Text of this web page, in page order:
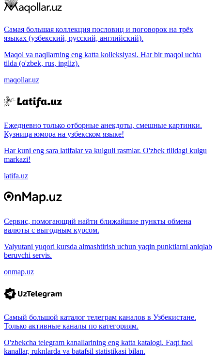
Самая большая коллекция пословиц и поговорок на трёх
языках (узбекский, русский, английский).
Maqol va naqllarning eng katta kolleksiyasi. Har bir maqol uchta
tilda (o'zbek, rus, ingliz).
maqollar.uz
Ежедневно только отборные анекдоты, смешные картинки.
Кузница юмора на узбекском языке!
Har kuni eng sara latifalar va kulguli rasmlar. O'zbek tilidagi kulgu
markazi!
latifa.uz
Сервис, помогающий найти ближайшие пункты обмена
валюты с выгодным курсом.
Valyutani yuqori kursda almashtirish uchun yaqin punktlarni aniqlab
beruvchi servis.
onmap.uz
Самый большой каталог телеграм каналов в Узбекистане.
Только активные каналы по категориям.
O'zbekcha telegram kanallarining eng katta katalogi. Faqt faol
kanallar, ruknlarda va batafsil statistikasi bilan.